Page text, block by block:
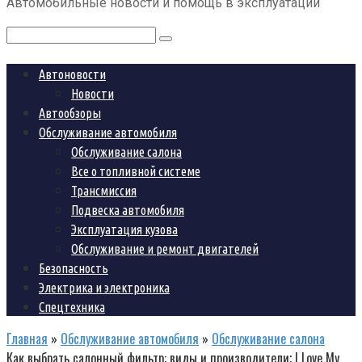
Поиск:
Автоновости
Новости
Автообзоры
Обслуживание автомобиля
Обслуживание салона
Все о топливной системе
Трансмиссия
Подвеска автомобиля
Эксплуатация кузова
Обслуживание и ремонт двигателей
Безопасность
Электрика и электроника
Спецтехника
Главная » Обслуживание автомобиля » Обслуживание салона
Как выбрать салонный фильтр: виды и производители; I Love My